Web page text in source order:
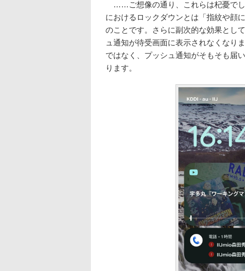
……ご想像の通り、これらは杞憂でし
におけるロックダウンとは「指紋や顔
のことです。さらに副次的な効果とし
ュ通知が待受画面に表示されなくなり
ではなく、プッシュ通知がそもそも届
ります。